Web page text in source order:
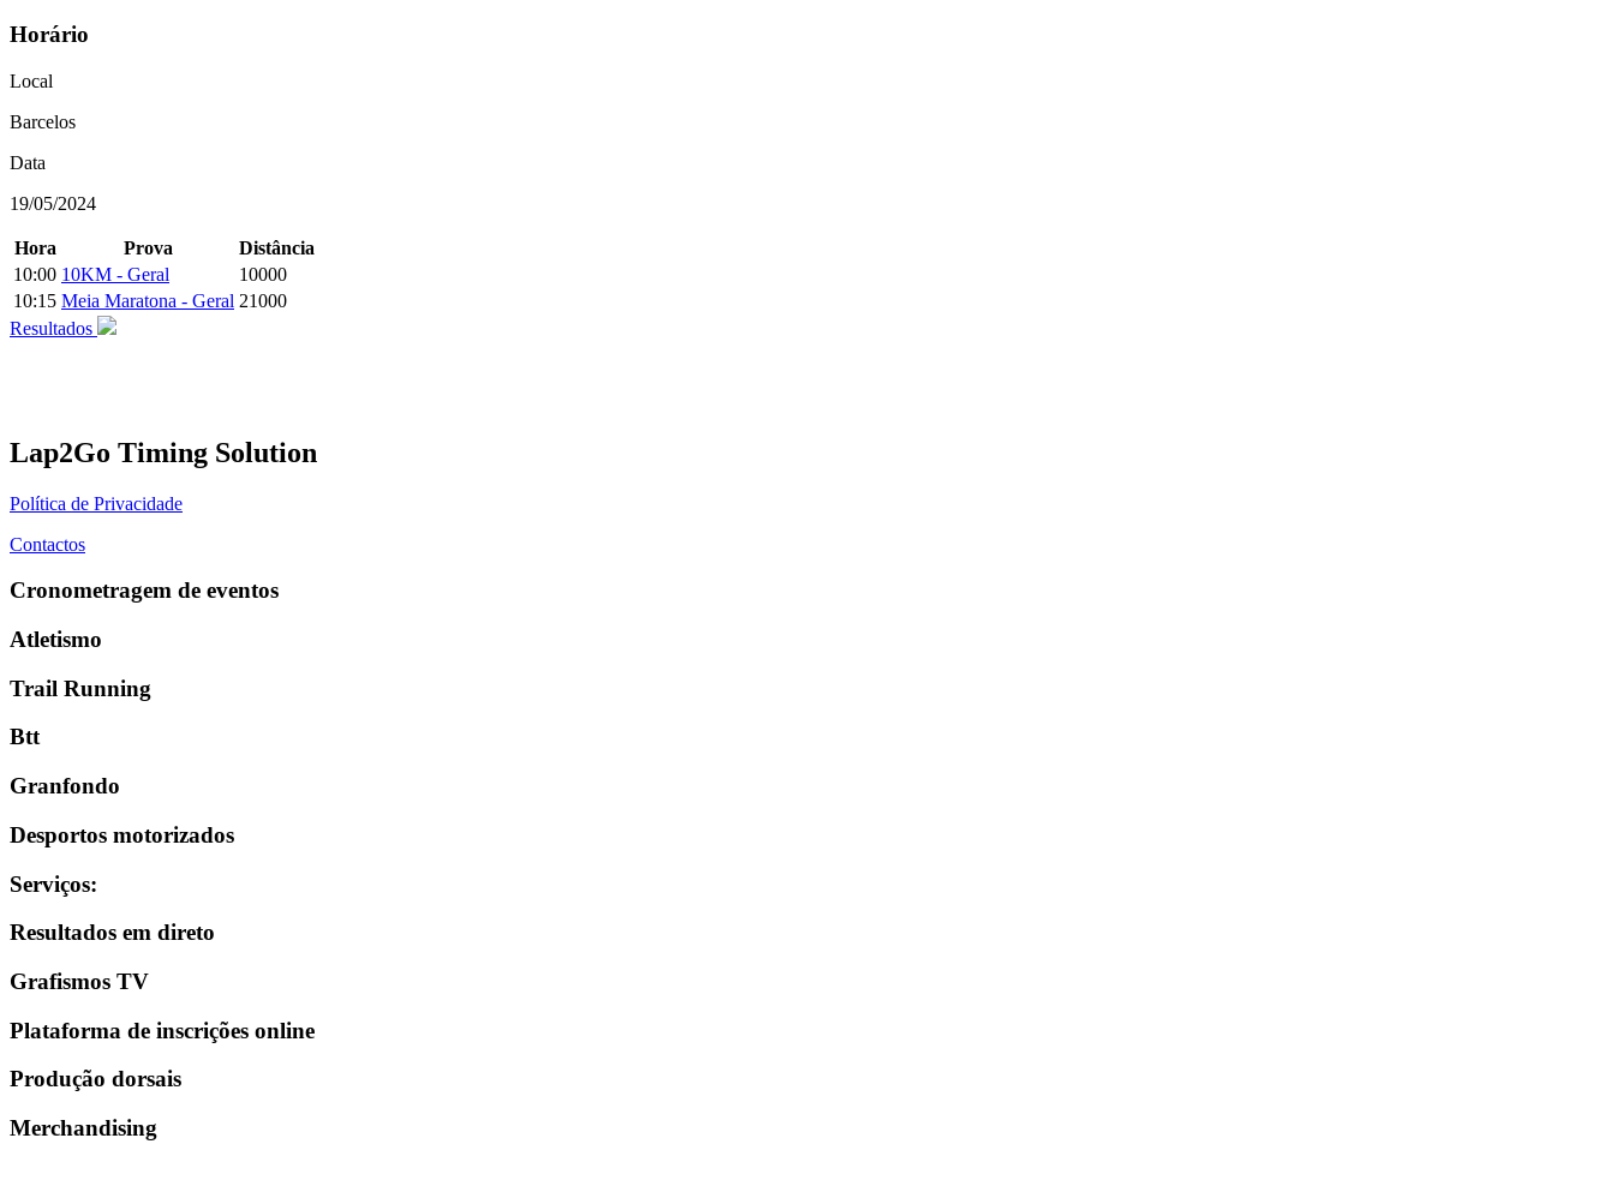
Horário
Local
Barcelos
Data
19/05/2024
Hora Prova
Distância
10:00 10KM - Geral
10000
10:15 Meia Maratona - Geral 21000
Resultados
Lap2Go Timing Solution
Política de Privacidade
Contactos
Cronometragem de eventos
Atletismo
Trail Running
Btt
Granfondo
Desportos motorizados
Serviços:
Resultados em direto
Grafismos TV
Plataforma de inscrições online
Produção dorsais
Merchandising